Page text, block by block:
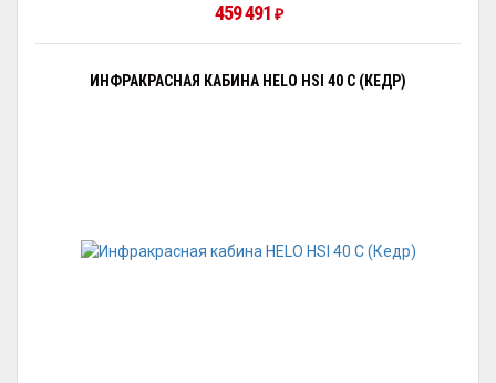
459 491 ₽
ИНФРАКРАСНАЯ КАБИНА HELO HSI 40 C (КЕДР)